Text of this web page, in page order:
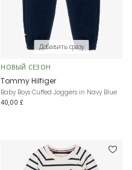
Добавить сразу
НОВЫЙ СЕЗОН
Tommy Hilfiger
Baby Boys Cuffed Joggers in Navy Blue
40,00 £